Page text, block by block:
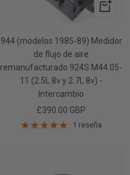
+
944 (modelos 1985-89) Medidor
de flujo de aire
remanufacturado 924S M44.05-
11 (2.5L 8v y 2.7L 8v) -
Intercambio
Precio
de
£390.00 GBP
1 reseña